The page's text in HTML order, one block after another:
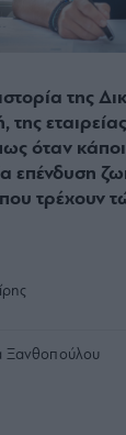
της
της
όταν
επένδυση
τρέχουν
Ξανθοπούλου